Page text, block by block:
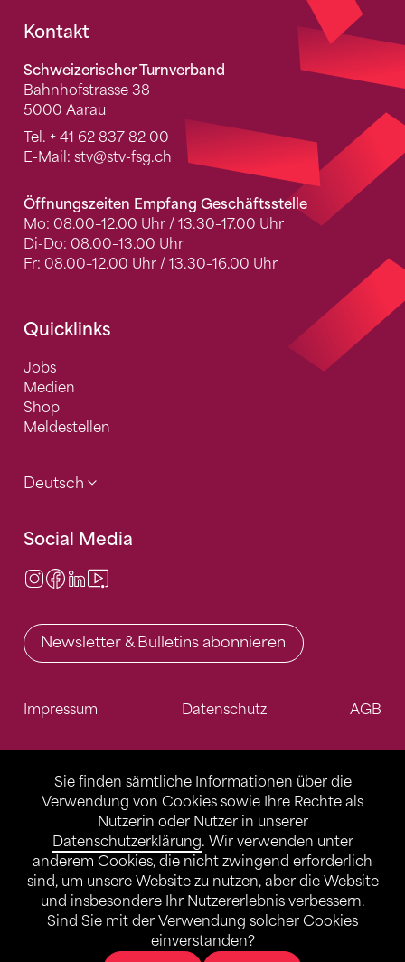
Sie finden sämtliche Informationen über die
Verwendung von Cookies sowie Ihre Rechte als
Nutzerin oder Nutzer in unserer
Datenschutzerklärung. Wir verwenden unter
anderem Cookies, die nicht zwingend erforderlich
sind, um unsere Website zu nutzen, aber die Website
und insbesondere Ihr Nutzererlebnis verbessern.
Sind Sie mit der Verwendung solcher Cookies
einverstanden?
Fusszeile
Kontakt
Schweizerischer Turnverband
Bahnhofstrasse 38
5000 Aarau
Tel. + 41 62 837 82 00
E-Mail: stv@stv-fsg.ch
Öffnungszeiten Empfang Geschäftsstelle
Mo: 08.00–12.00 Uhr / 13.30–17.00 Uhr
Di-Do: 08.00–13.00 Uhr
Fr: 08.00–12.00 Uhr / 13.30–16.00 Uhr
Quicklinks
Jobs
Medien
Shop
Meldestellen
Deutsch
Social Media
Instagram
Facebook
LinkedIn
Newsletter & Bulletins abonnieren
Impressum Datenschutz AGB